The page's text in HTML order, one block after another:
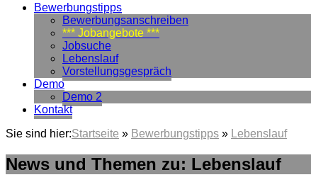
Bewerbungstipps
Bewerbungsanschreiben
*** Jobangebote ***
Jobsuche
Lebenslauf
Vorstellungsgespräch
Demo
Demo 2
Kontakt
Sie sind hier:Startseite » Bewerbungstipps » Lebenslauf
News und Themen zu: Lebenslauf